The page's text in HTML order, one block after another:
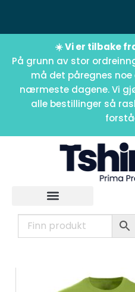
☀️ Vi er tilbake
På grunn av stor
må det påregnes
nærmeste dagene. Vi
alle bestillinger så